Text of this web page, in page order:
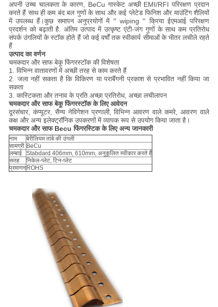
अपनी उच्च चालकता के कारण, BeCu गास्केट अच्छी EMI/RFI परिरक्षण प्रदान
करते हैं साथ ही कम बंद बल गुणों के साथ और कई प्लेटेड फिनिश और माउंटिंग शैलियों
में उपलब्ध हैं।कुछ समापन अनुप्रयोगों में ′′ wiping ′′ क्रिया ईएमआई परिरक्षण
प्रदर्शन को बढ़ाती है. अंतिम उत्पाद में उत्कृष्ट एंटी-जंग गुणों के साथ कम प्रतिरोध
संपर्क उंगलियों के स्टॉक होते हैं जो कई वर्षों तक स्वीकार्य सीमाओं के भीतर लचीले रहते
हैं
उत्पाद का वर्णन
चमकदार और साफ बेकू फिंगरस्टॉक की विशेषता
1. विभिन्न वातावरणों में अच्छी तरह से काम करते हैं
2. जला नहीं सकता है कि विकिरण या पराबैंगनी प्रकाश से प्रभावित नहीं किया जा
सकता
3. कास्टिकता और तनाव के प्रति अच्छा प्रतिरोध, अच्छा लचीलापन
चमकदार और साफ बेकू फिंगरस्टॉक के लिए आवेदन
दूरसंचार, कंप्यूटर, सैन्य नेविगेशन प्रणाली, विभिन्न आवरण वाले कमरे, आवरण वाले
कक्ष और अन्य इलेक्ट्रॉनिक उपकरणों में व्यापक रूप से उपयोग किया जाता है।
चमकदार और साफ Becu फिंगरस्टिक के लिए अन्य जानकारी
नाम
बेरीलियम तांबे की उंगली
सामग्री BeCu
लम्बाई
Stabdard 406mm, 610mm, अनुकूलित स्वीकार करते हैं
सतह
निकेल-प्लेट, टिन-प्लेट
प्रमाणन ROHS